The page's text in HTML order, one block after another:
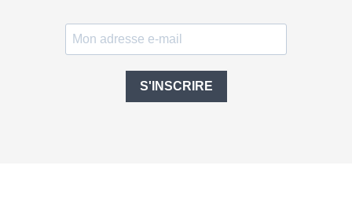
S'INSCRIRE